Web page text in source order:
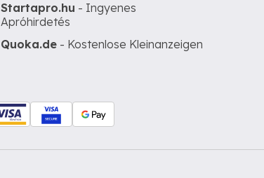
Startapro.hu - Ingyenes
Apróhirdetés
Quoka.de - Kostenlose Kleinanzeigen